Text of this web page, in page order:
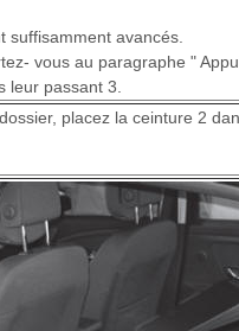
suffisamment avancés.
vous au paragraphe "
leur passant 3.
placez la ceinture 2